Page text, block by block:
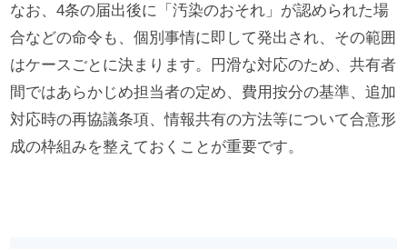
なお、4条の届出後に「汚染のおそれ」が認められた場
合などの命令も、個別事情に即して発出され、その範囲
はケースごとに決まります。円滑な対応のため、共有者
間ではあらかじめ担当者の定め、費用按分の基準、追加
対応時の再協議条項、情報共有の方法等について合意形
成の枠組みを整えておくことが重要です。